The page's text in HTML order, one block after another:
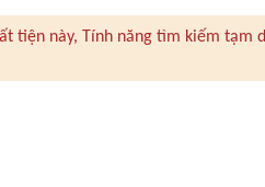
tiện này, Tính năng tìm kiếm